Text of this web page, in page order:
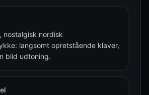
nostalgisk nordisk
langsomt opretstående klaver,
blid udtoning.